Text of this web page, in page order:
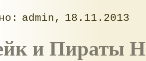
admin 18.11.2013
и Пираты